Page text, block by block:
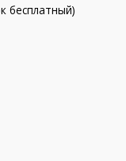
бесплатный)